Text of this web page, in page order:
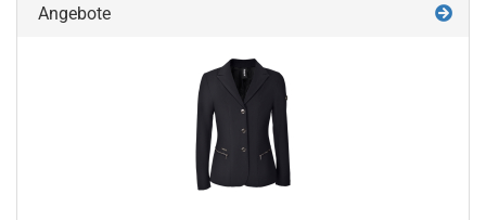
Angebote